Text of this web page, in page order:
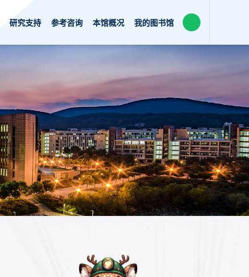
研究支持 参考咨询 本馆概况 我的图书馆